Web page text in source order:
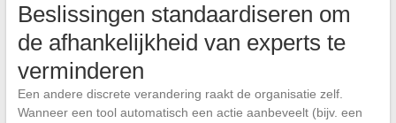
Beslissingen standaardiseren om
de afhankelijkheid van experts te
verminderen
Een andere discrete verandering raakt de organisatie zelf.
Wanneer een tool automatisch een actie aanbeveelt (bijv. een